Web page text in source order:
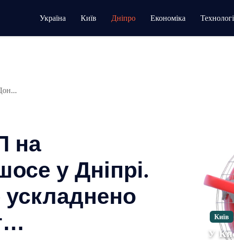
Україна Київ Дніпро Економіка
на
у Дніпрі.
Київ
У